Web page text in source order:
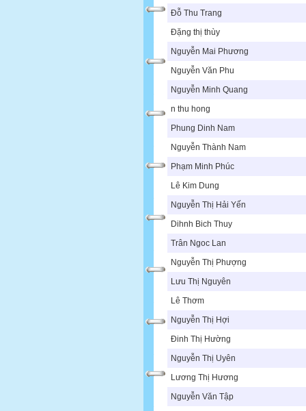
Đỗ Thu Trang
Đặng thị thùy
Nguyễn Mai Phương
Nguyễn Văn Phu
Nguyễn Minh Quang
n thu hong
Phung Dinh Nam
Nguyễn Thành Nam
Phạm Minh Phúc
Lê Kim Dung
Nguyễn Thị Hải Yến
Dihnh Bich Thuy
Trân Ngoc Lan
Nguyễn Thị Phượng
Lưu Thị Nguyên
Lê Thơm
Nguyễn Thị Hợi
Đinh Thị Hường
Nguyễn Thị Uyên
Lương Thị Hương
Nguyễn Văn Tập